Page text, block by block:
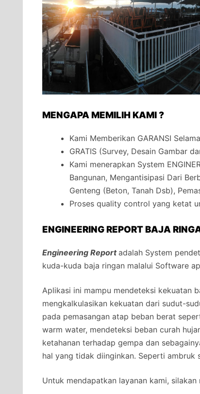
MENGAPA MEMILIH KAMI ?
Kami Memberikan GARANSI
GRATIS (Survey, Desain Gambar
Kami menerapkan System
Bangunan, Mengantisipasi Dari
Genteng (Beton, Tanah Dsb),
Proses quality control yang ketat
ENGINEERING REPORT BAJA
Engineering Reportadalah System
kuda-kuda baja ringan malalui Software
Aplikasi ini mampu mendeteksi kekuatan
mengkalkulasikan kekuatan dari sudut-
pada pemasangan atap beban berat
warm water, mendeteksi beban curah
ketahanan terhadap gempa dan
hal yang tidak diinginkan. Seperti ambruk
Untuk mendapatkan layanan kami, silakan